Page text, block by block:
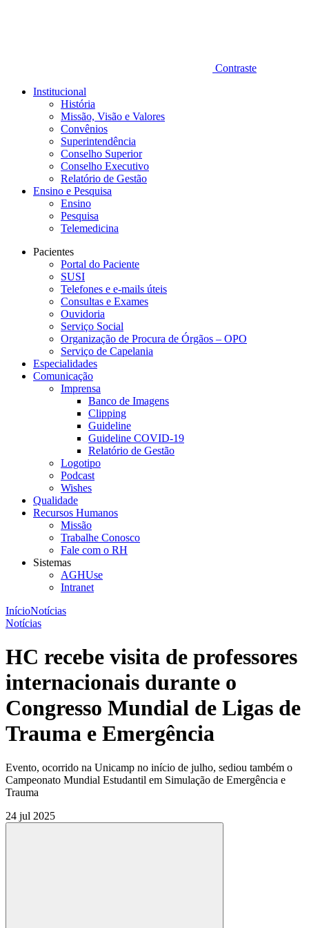
Contraste
Institucional
História
Missão, Visão e Valores
Convênios
Superintendência
Conselho Superior
Conselho Executivo
Relatório de Gestão
Ensino e Pesquisa
Ensino
Pesquisa
Telemedicina
Pacientes
Portal do Paciente
SUSI
Telefones e e-mails úteis
Consultas e Exames
Ouvidoria
Serviço Social
Organização de Procura de Órgãos – OPO
Serviço de Capelania
Especialidades
Comunicação
Imprensa
Banco de Imagens
Clipping
Guideline
Guideline COVID-19
Relatório de Gestão
Logotipo
Podcast
Wishes
Qualidade
Recursos Humanos
Missão
Trabalhe Conosco
Fale com o RH
Sistemas
AGHUse
Intranet
InícioNotícias
Notícias
HC recebe visita de professores
internacionais durante o
Congresso Mundial de Ligas de
Trauma e Emergência
Evento, ocorrido na Unicamp no início de julho, sediou também o
Campeonato Mundial Estudantil em Simulação de Emergência e
Trauma
24 jul 2025